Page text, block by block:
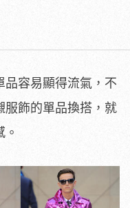
容易顯得流氣，不
服飾的單品換搭，就